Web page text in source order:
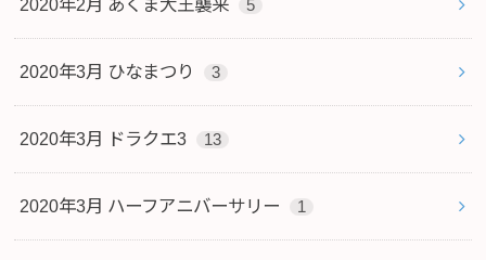
2020年2月 あくま大王襲来 5
2020年3月 ひなまつり 3
2020年3月 ドラクエ3 13
2020年3月 ハーフアニバーサリー 1